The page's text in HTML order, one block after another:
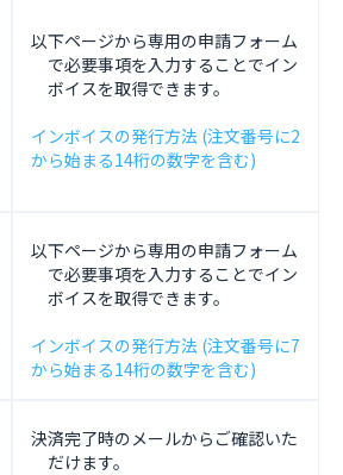
以下ページから専用の申請フォーム
で必要事項を入力することでイン
ボイスを取得できます。
インボイスの発行方法 (注文番号に2
から始まる14桁の数字を含む)
以下ページから専用の申請フォーム
で必要事項を入力することでイン
ボイスを取得できます。
インボイスの発行方法 (注文番号に7
から始まる14桁の数字を含む)
決済完了時のメールからご確認いた
だけます。